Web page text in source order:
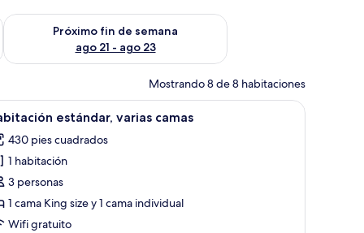
semana ago 14 - ago 16
Próximo fin de semana
ago 21 - ago 23
Consulta la disponibilidad para el próximo fin de semana
Mostrando 8 de 8 habitaciones
con sillas y vistas a zonas verdes.Habitación de hotel con dos camas, un
2 estándar, varias camas
430 pies cuadrados
1 habitación
3 personas
1 cama King size y 1 cama individual
Wifi gratuito